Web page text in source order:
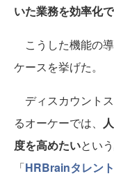
いた業務を効率化
こうした機能の
ケースを挙げた。
ディスカウント
るオーケーでは、
度を高めたいとい
「HRBrainタレン